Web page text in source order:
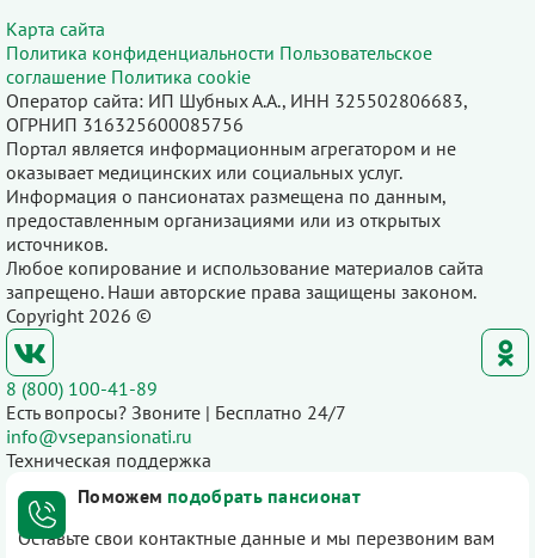
Карта сайта
Политика конфиденциальности Пользовательское
соглашение Политика cookie
Оператор сайта: ИП Шубных А.А., ИНН 325502806683,
ОГРНИП 316325600085756
Портал является информационным агрегатором и не
оказывает медицинских или социальных услуг.
Информация о пансионатах размещена по данным,
предоставленным организациями или из открытых
источников.
Любое копирование и использование материалов сайта
запрещено. Наши авторские права защищены законом.
Copyright 2026 ©
8 (800) 100-41-89
Есть вопросы? Звоните | Бесплатно 24/7
info@vsepansionati.ru
Техническая поддержка
Поможем подобрать пансионат
Оставьте свои контактные данные и мы перезвоним вам